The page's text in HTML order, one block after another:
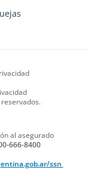
al asegurado
666-8400
ssn